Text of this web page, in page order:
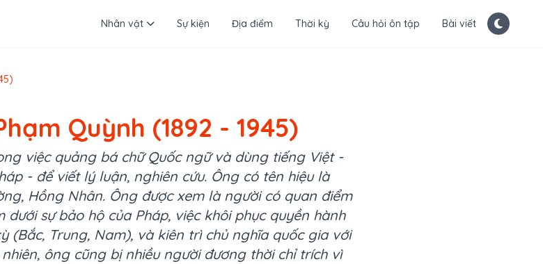
Nhân vật Sự kiện Địa điểm Thời kỳ Câu hỏi ôn tập Bài viết
Quỳnh (1892 - 1945)
việc quảng bá chữ Quốc ngữ và dùng tiếng Việt -
- để viết lý luận, nghiên cứu. Ông có tên hiệu là
Hồng Nhân. Ông được xem là người có quan điểm
sự bảo hộ của Pháp, việc khôi phục quyền hành
(Bắc, Trung, Nam), và kiên trì chủ nghĩa quốc gia với
ông cũng bị nhiều người đương thời chỉ trích vì